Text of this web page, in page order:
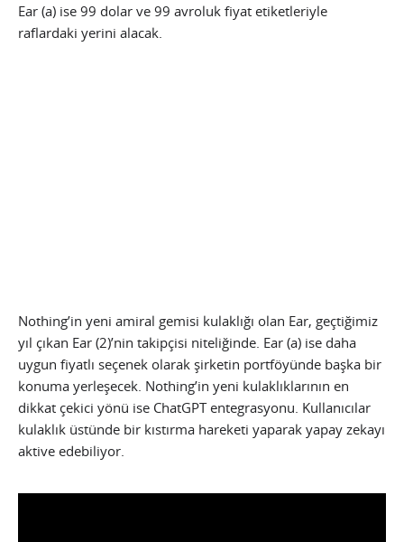
Ear (a) ise 99 dolar ve 99 avroluk fiyat etiketleriyle
raflardaki yerini alacak.
Nothing’in yeni amiral gemisi kulaklığı olan Ear, geçtiğimiz
yıl çıkan Ear (2)’nin takipçisi niteliğinde. Ear (a) ise daha
uygun fiyatlı seçenek olarak şirketin portföyünde başka bir
konuma yerleşecek. Nothing’in yeni kulaklıklarının en
dikkat çekici yönü ise ChatGPT entegrasyonu. Kullanıcılar
kulaklık üstünde bir kıstırma hareketi yaparak yapay zekayı
aktive edebiliyor.